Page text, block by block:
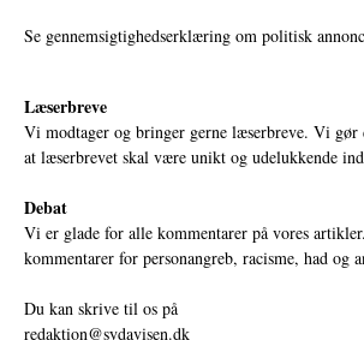
Se gennemsigtighedserklæring om politisk
Læserbreve
Vi modtager og bringer gerne læserbreve. Vi gør
at læserbrevet skal være unikt og udelukkende
Debat
Vi er glade for alle kommentarer på vores
kommentarer for personangreb, racisme, had og
Du kan skrive til os på
redaktion@sydavisen.dk